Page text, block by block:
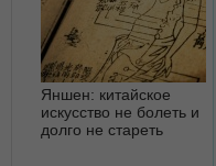
Яншен: китайское
искусство не болеть и
долго не стареть